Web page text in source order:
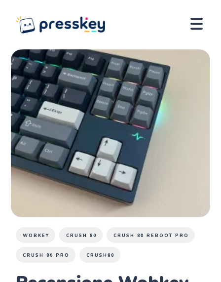
WOBKEY CRUSH 80 CRUSH 80 REBOOT PRO
CRUSH 80 PRO CRUSH80